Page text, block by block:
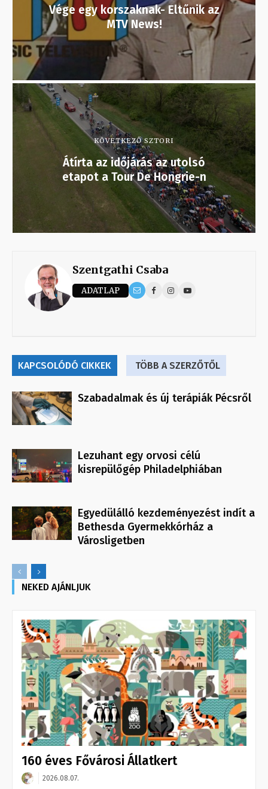
Vége egy korszaknak- Eltűnik az
MTV News!
KÖVETKEZŐ SZTORI
Átírta az időjárás az utolsó
etapot a Tour De Hongrie-n
Szentgathi Csaba
ADATLAP
KAPCSOLÓDÓ CIKKEK TÖBB A SZERZŐTŐL
Szabadalmak és új terápiák Pécsről
Lezuhant egy orvosi célú
kisrepülőgép Philadelphiában
Egyedülálló kezdeményezést indít a
Bethesda Gyermekkórház a
Városligetben
NEKED AJÁNLJUK
160 éves Fővárosi Állatkert
2026.08.07.